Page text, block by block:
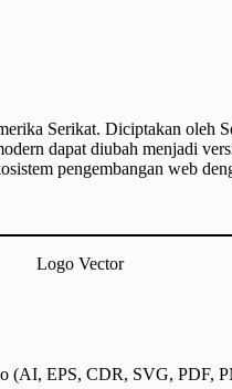
Serikat. Diciptakan oleh
dapat diubah menjadi
pengembangan web
Logo Vector
(AI, EPS, CDR, SVG, PDF,